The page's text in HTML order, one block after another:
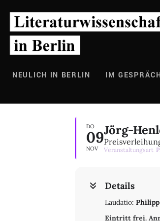
Inhalt
springen
NEULICH IN BERLIN IM
DO
09
NOV
Jörg-
Veranstaltungsart
Details
Laudatio:
Eintritt frei.